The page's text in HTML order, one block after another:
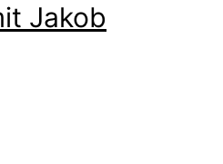
Jakob